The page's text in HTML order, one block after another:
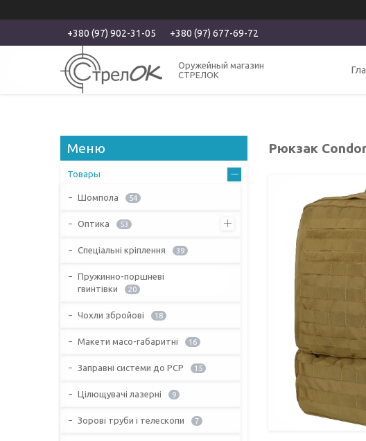
+380 (97) 902-31-05 +380 (97) 677-69-72
Оружейный магазин
СТРЕЛОК
Рюкзак
Товары
Шомпола 54
Оптика 53
Спеціальні кріплення 39
Пружинно-поршневі
гвинтівки
20
Чохли збройові 18
Макети масо-габаритні 16
Заправні системи до PCP 15
Цілющувачі лазерні 9
Зорові труби і телескопи 7